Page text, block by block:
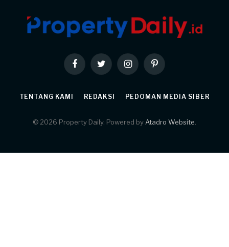
FacebookTwitter InstagramPinterest
TENTANG KAMI REDAKSI PEDOMAN MEDIA SIBER
© 2026 Property Daily. Powered by Atadro Website